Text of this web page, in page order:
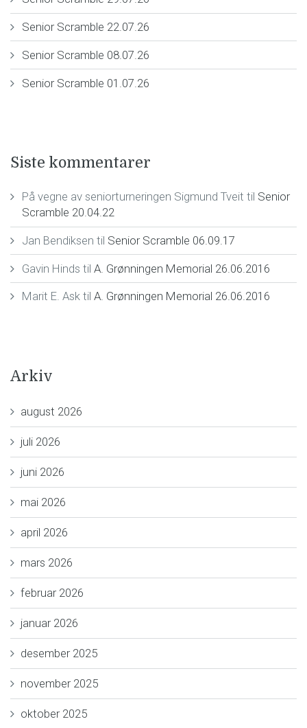
Senior Scramble 22.07.26
Senior Scramble 08.07.26
Senior Scramble 01.07.26
Siste kommentarer
På vegne av seniorturneringen Sigmund Tveit til Senior
Scramble 20.04.22
Jan Bendiksen til Senior Scramble 06.09.17
Gavin Hinds til A. Grønningen Memorial 26.06.2016
Marit E. Asktil A. Grønningen Memorial 26.06.2016
Arkiv
august 2026
juli 2026
juni 2026
mai 2026
april 2026
mars 2026
februar 2026
januar 2026
desember 2025
november 2025
oktober 2025